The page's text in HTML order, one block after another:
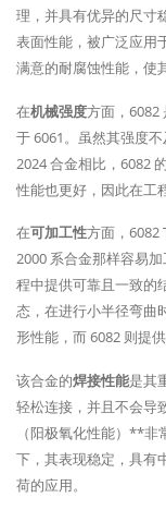
理，并具有优异的尺寸
表面性能，被广泛应用
满意的耐腐蚀性能，使
在机械强度方面，6082
于 6061。虽然其强度
2024 合金相比，6082
性能也更好，因此在工
在可加工性方面，6082
2000 系合金那样容易
程中提供可靠且一致的
态，在进行小半径弯曲
形性能，而 6082 则提供
该合金的焊接性能是其
轻松连接，并且不会导
（阳极氧化性能）**
下，其表现稳定，具有
荷的应用。